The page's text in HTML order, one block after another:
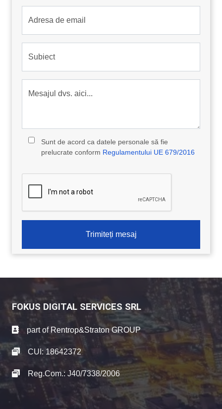
Adresa de email
Subiect
Mesajul dvs. aici...
Sunt de acord ca datele personale să fie
prelucrate conform Regulamentului UE 679/2016
Trimiteți mesaj
FOKUS DIGITAL SERVICES SRL
part ofRentrop&Straton GROUP
CUI: 18642372
Reg.Com.: J40/7338/2006